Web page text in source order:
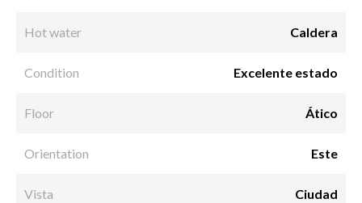
Hot water Caldera
Condition Excelente estado
Floor Ático
Orientation Este
Vista Ciudad